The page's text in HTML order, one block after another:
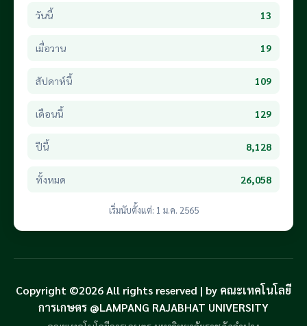
วันนี้ 13
เมื่อวาน 19
สัปดาห์นี้ 109
เดือนนี้ 129
ปีนี้ 8,128
ทั้งหมด 26,058
เริ่มนับตั้งแต่: 1 ม.ค. 2565
Copyright ©2026 All rights reserved | by คณะเทคโนโลยี
การเกษตร @LAMPANG RAJABHAT UNIVERSITY